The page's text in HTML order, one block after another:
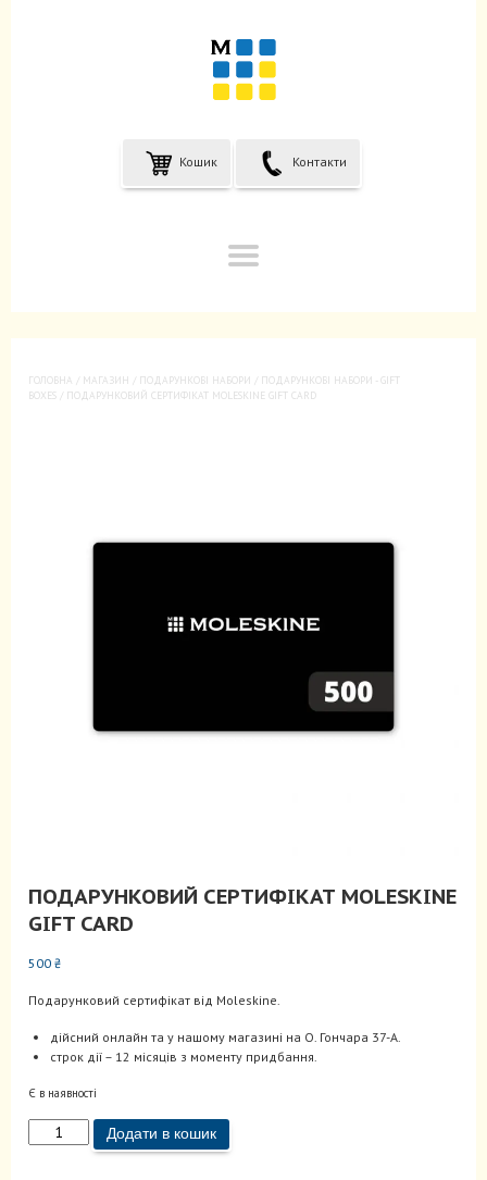
Кошик Контакти
ГОЛОВНА / МАГАЗИН / ПОДАРУНКОВІ НАБОРИ / ПОДАРУНКОВІ НАБОРИ - GIFT
BOXES / ПОДАРУНКОВИЙ СЕРТИФІКАТ MOLESKINE GIFT CARD
ПОДАРУНКОВИЙ СЕРТИФІКАТ MOLESKINE
GIFT CARD
500 ₴
Подарунковий сертифікат від Moleskine.
дійсний онлайн та у нашому магазині на О. Гончара 37-А.
строк дії – 12 місяців з моменту придбання.
Є в наявності
Подарунковий
сертифікат
Додати в кошик